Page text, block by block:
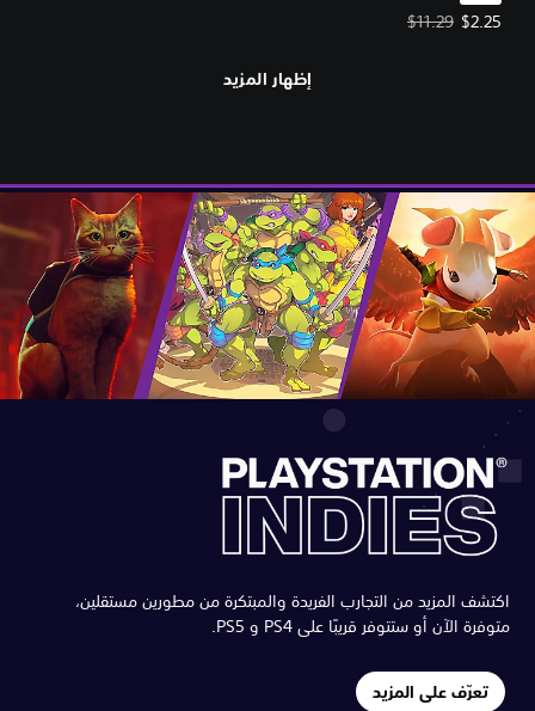
$2.25
سعر العرض $2.25‏. السعر الأصلي، $11.29‏.
$11.29
إظهار المزيد
اكتشف المزيد من التجارب الفريدة والمبتكرة من مطورين مستقلين،
متوفرة الآن أو ستتوفر قريبًا على PS4 و PS5.
تعرّف على المزيد